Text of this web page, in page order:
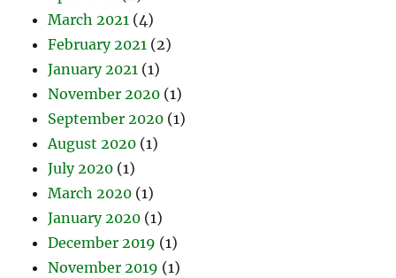
March 2021 (4)
February 2021 (2)
January 2021 (1)
November 2020 (1)
September 2020 (1)
August 2020 (1)
July 2020 (1)
March 2020 (1)
January 2020 (1)
December 2019 (1)
November 2019 (1)